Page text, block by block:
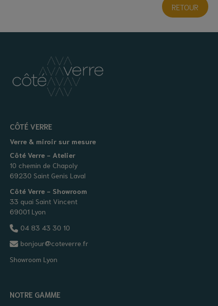
RETOUR
CÔTÉ VERRE
Verre & miroir sur mesure
Côté Verre - Atelier
10 chemin de Chapoly
69230 Saint Genis Laval
Côté Verre - Showroom
33 quai Saint Vincent
69001 Lyon
04 83 43 30 10
bonjour@coteverre.fr
Showroom Lyon
NOTRE GAMME